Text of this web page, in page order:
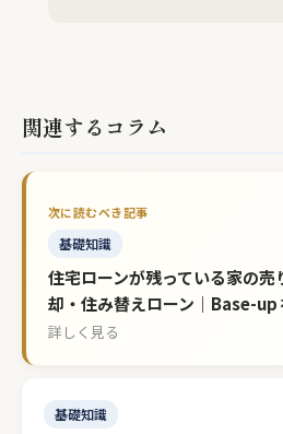
関連するコラム
基礎知識
住宅ローンが残っている家の
却・住み替えローン｜Base-up
詳しく見る
基礎知識